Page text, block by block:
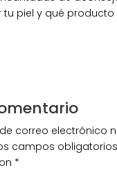
piel y qué
correo electrónico
campos
*